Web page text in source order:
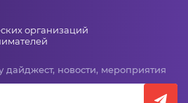
организаций
новости, мероприятия